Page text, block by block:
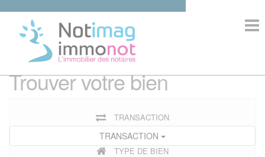
ACCUEIL
Trouver votre bien
TRANSACTION
TRANSACTION
TYPE DE BIEN